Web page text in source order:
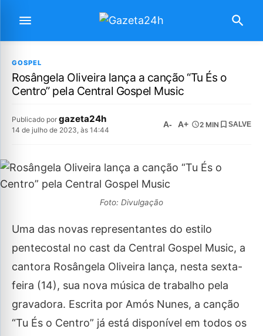
GOSPEL
Rosângela Oliveira lança a canção “Tu És o
Centro” pela Central Gospel Music
Publicado por gazeta24h
14 de julho de 2023, às 14:44
A- A+ 2 MIN SALVE
Foto: Divulgação
Uma das novas representantes do estilo
pentecostal no cast da Central Gospel Music, a
cantora Rosângela Oliveira lança, nesta sexta-
feira (14), sua nova música de trabalho pela
gravadora. Escrita por Amós Nunes, a canção
“Tu És o Centro” já está disponível em todos os